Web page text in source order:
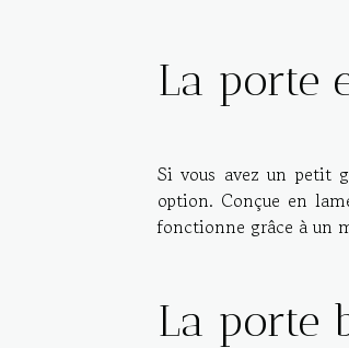
La porte
Si vous avez un petit
option. Conçue en
fonctionne grâce à un
La porte